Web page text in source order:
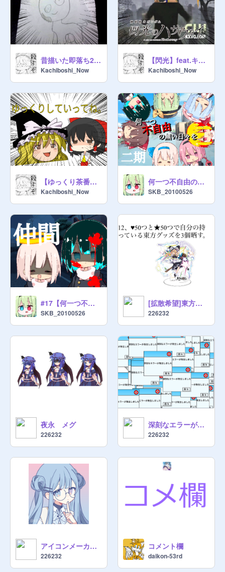
昔描いた即落ち2コマが最高w
Kachiboshi_Now
【閃光】feat.キノピオ
Kachiboshi_Now
【ゆっくり茶番】誰だお前は!!?
Kachiboshi_Now
何一つ不自由の無い日々を 二期タイトル
SKB_20100526
#17【何一つ不自由の無い日々を】「仲間」
SKB_20100526
[拡散希望]東方版鬼畜ルーレット remix
226232
夜永 メグ
226232
深刻なエラーが発生しました remix
226232
アイコンメーカー遊び
226232
コメント欄
daikon-53rd